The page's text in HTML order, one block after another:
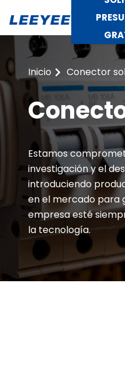
Inicio Conector
Estamos
investigación y el
introduciendo
en el mercado para
empresa esté
la tecnología.